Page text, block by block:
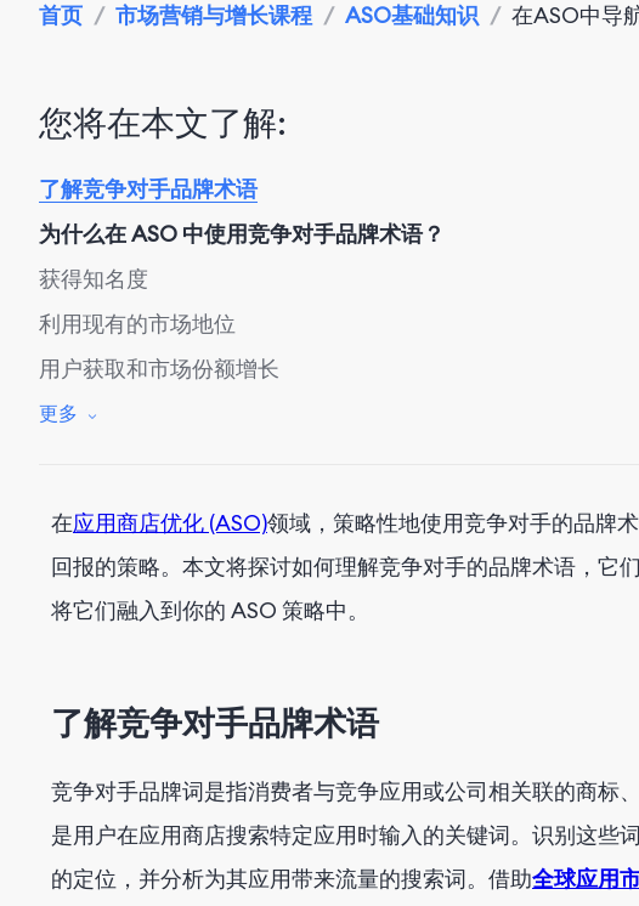
首页 / 市场营销与增长课程 / ASO基础知识 / 在ASO中导
您将在本文了解:
了解竞争对手品牌术语
为什么在 ASO 中使用竞争对手品牌术语？
获得知名度
利用现有的市场地位
用户获取和市场份额增长
如何在 ASO 中使用竞争对手品牌术语
道德考量与合规
更多
在应用商店优化 (ASO)领域，策略性地使用竞争对手的品牌
回报的策略。本文将探讨如何理解竞争对手的品牌术语，它
将它们融入到你的 ASO 策略中。
了解竞争对手品牌术语
竞争对手品牌词是指消费者与竞争应用或公司相关联的商标
是用户在应用商店搜索特定应用时输入的关键词。识别这些
的定位，并分析为其应用带来流量的搜索词。借助全球应用